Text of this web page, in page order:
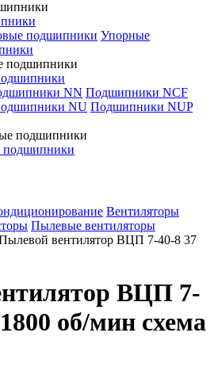
подшипники Упорные
NN Подшипники NCF
NU Подшипники NUP
подшипники
Вентиляторы
Пылевые вентиляторы
вентилятор ВЦП 7-40-8 37
ВЦП 7-
об/мин схема